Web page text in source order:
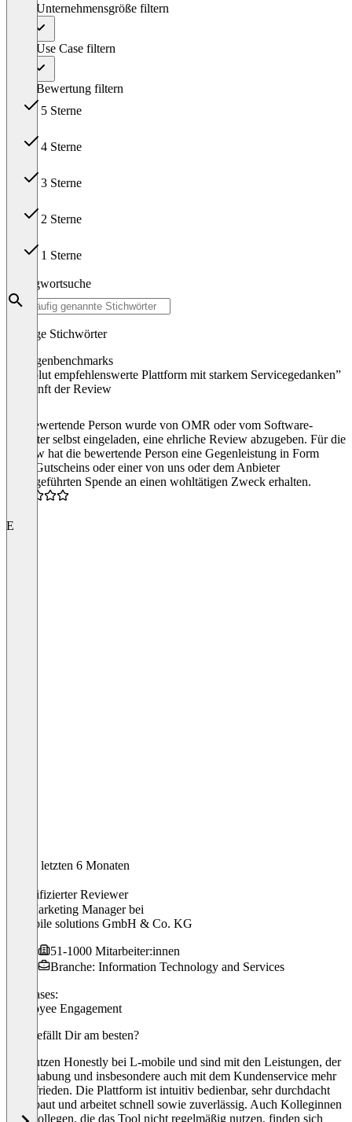
Nach Unternehmensgröße filtern
Nach Use Case filtern
Nach Bewertung filtern
5 Sterne
4 Sterne
3 Sterne
2 Sterne
1 Sterne
Schlagwortsuche
Häufige Stichwörter
umfragenbenchmarks
“Absolut empfehlenswerte Plattform mit starkem Servicegedanken”
Herkunft der Review
Die bewertende Person wurde von OMR oder vom Software-
Anbieter selbst eingeladen, eine ehrliche Review abzugeben. Für die
Review hat die bewertende Person eine Gegenleistung in Form
eines Gutscheins oder einer von uns oder dem Anbieter
durchgeführten Spende an einen wohltätigen Zweck erhalten.
E
In den letzten 6 Monaten
Verifizierter Reviewer
HR Marketing Managerbei
L-mobile solutions GmbH & Co. KG
51-1000 Mitarbeiter:innen
Branche: Information Technology and Services
Use cases:
Employee Engagement
Was gefällt Dir am besten?
Wir nutzen Honestly bei L-mobile und sind mit den Leistungen, der
Handhabung und insbesondere auch mit dem Kundenservice mehr
als zufrieden. Die Plattform ist intuitiv bedienbar, sehr durchdacht
aufgebaut und arbeitet schnell sowie zuverlässig. Auch Kolleginnen
und Kollegen, die das Tool nicht regelmäßig nutzen, finden sich